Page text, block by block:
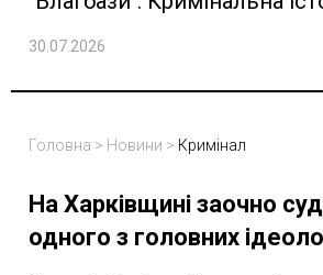
30.07.2026
Головна > Новини > Кримінал
На Харківщині заочно
одного з головних